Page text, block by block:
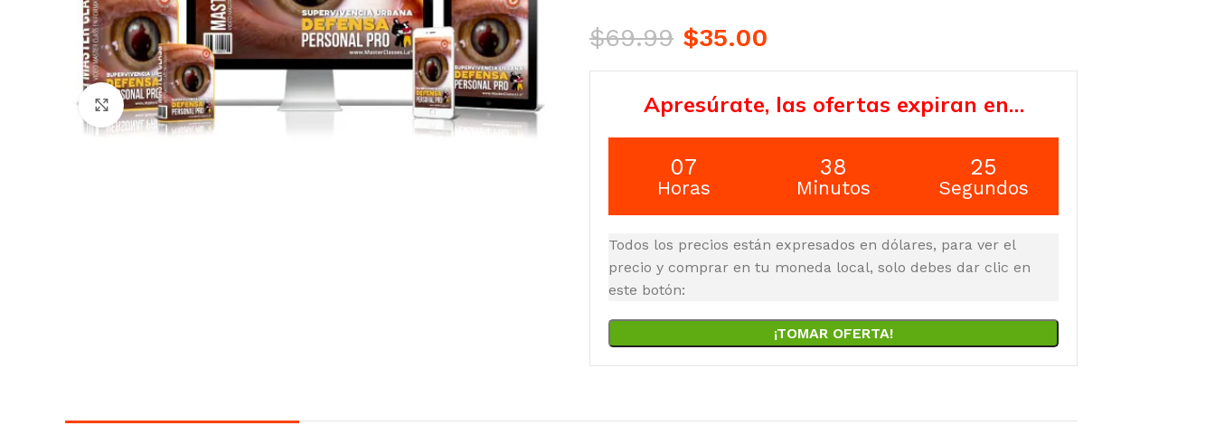
Click to enlarge
$69.99 $35.00
Apresúrate, las ofertas expiran en…
07
Horas
38
Minutos
24
Segundos
Todos los precios están expresados en dólares, para ver el
precio y comprar en tu moneda local, solo debes dar clic en
este botón:
¡TOMAR OFERTA!